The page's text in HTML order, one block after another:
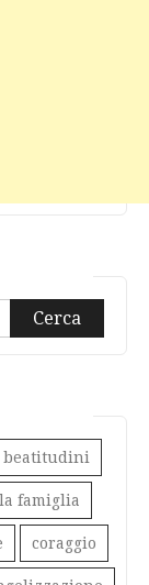
beatitudini
famiglia
coraggio